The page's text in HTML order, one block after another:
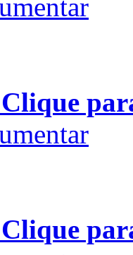
Clique
Clique